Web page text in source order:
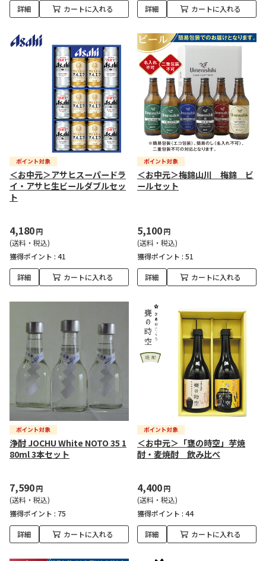
詳細 カートに入れる 詳細 カートに入れる
＜お中元＞アサヒスーパードラ
イ・アサヒ生ビールダブルセッ
ト
4,180円
(送料・税込)
獲得ポイント : 41
詳細 カートに入れる
＜お中元＞梅錦山川 梅錦 ビ
ールセット
5,100円
(送料・税込)
獲得ポイント : 51
詳細 カートに入れる
浄酎 JOCHU White NOTO 35 1
80ml 3本セット
7,590円
(送料・税込)
獲得ポイント : 75
詳細 カートに入れる
＜お中元＞「甕の時空」芋焼
酎・麦焼酎 飲み比べ
4,400円
(送料・税込)
獲得ポイント : 44
詳細 カートに入れる